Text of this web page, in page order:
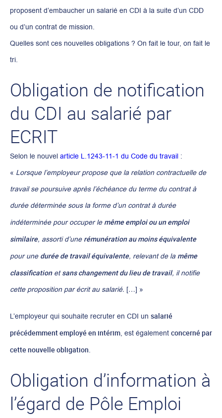
proposent d’embaucher un salarié en CDI à la suite d’un CDD
ou d’un contrat de mission.
Quelles sont ces nouvelles obligations ? On fait le tour, on fait le
tri.
Obligation de notification
du CDI au salarié par
ECRIT
Selon le nouvel article L.1243-11-1 du Code du travail :
« Lorsque l’employeur propose que la relation contractuelle de
travail se poursuive après l’échéance du terme du contrat à
durée déterminée sous la forme d’un contrat à durée
indéterminée pour occuper le même emploi ou un emploi
similaire, assorti d’une rémunération au moins équivalente
pour une durée de travail équivalente, relevant de la même
classificationetsans changement du lieu de travail, il notifie
cette proposition par écrit au salarié. […] »
L’employeur qui souhaite recruter en CDI un salarié
précédemment employé en intérim, est également concerné par
cette nouvelle obligation.
Obligation d’information à
l’égard de Pôle Emploi